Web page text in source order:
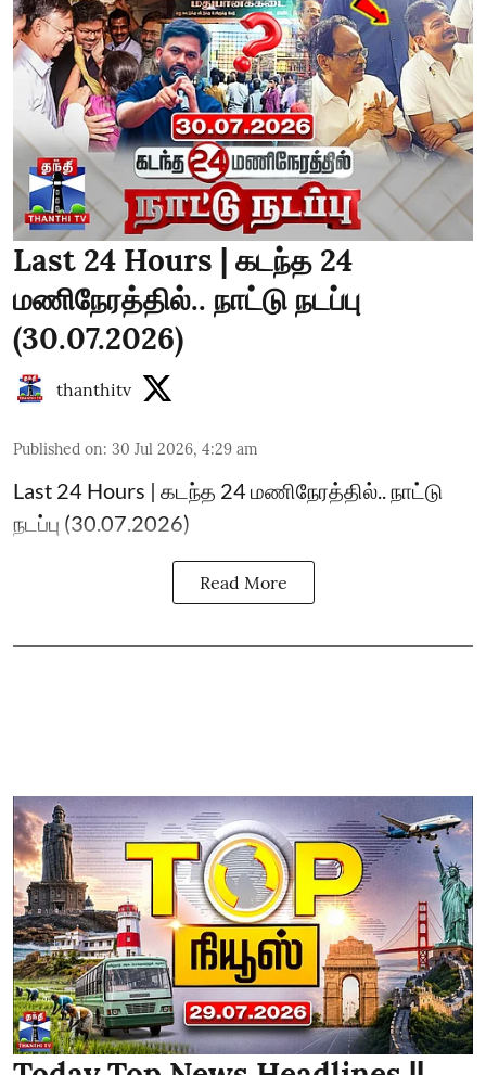
Last 24 Hours | கடந்த 24
மணிநேரத்தில்.. நாட்டு நடப்பு
(30.07.2026)
thanthitv
Published on: 30 Jul 2026, 4:29 am
Last 24 Hours | கடந்த 24 மணிநேரத்தில்.. நாட்டு
நடப்பு (30.07.2026)
Read More